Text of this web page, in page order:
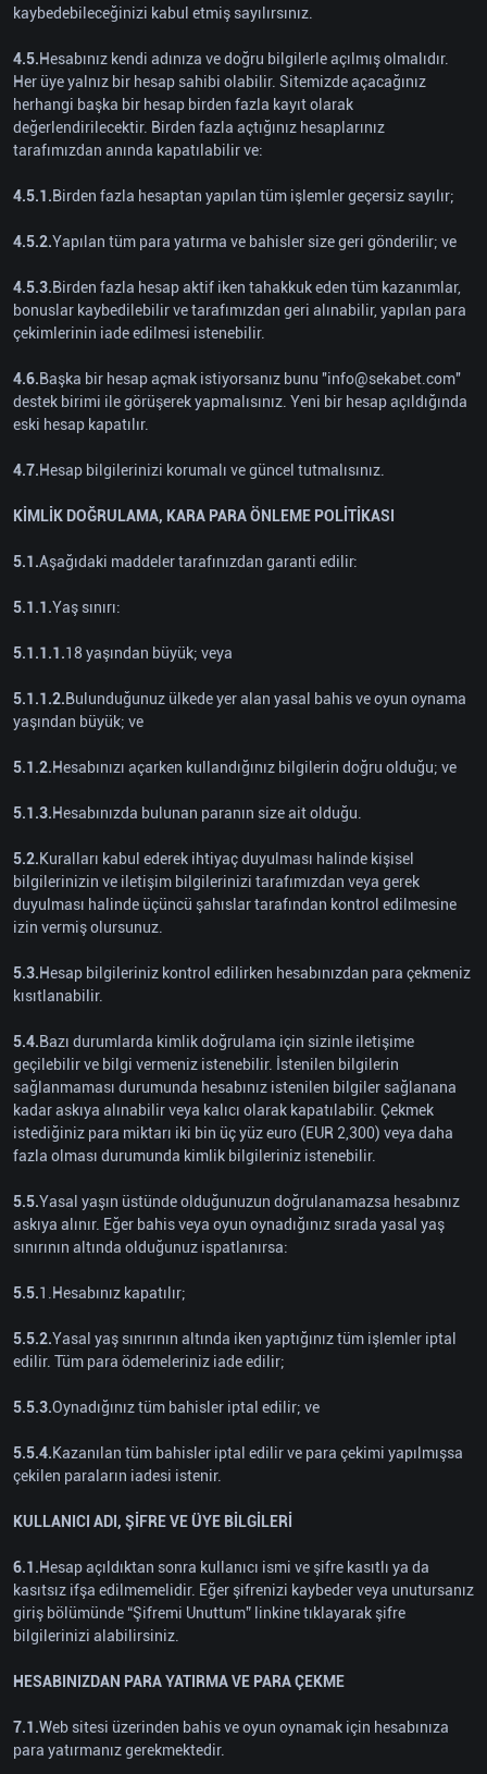
kaybedebileceğinizi kabul etmiş sayılırsınız.
4.5.Hesabınız kendi adınıza ve doğru bilgilerle açılmış olmalıdır.
Her üye yalnız bir hesap sahibi olabilir. Sitemizde açacağınız
herhangi başka bir hesap birden fazla kayıt olarak
değerlendirilecektir. Birden fazla açtığınız hesaplarınız
tarafımızdan anında kapatılabilir ve:
4.5.1.Birden fazla hesaptan yapılan tüm işlemler geçersiz sayılır;
4.5.2.Yapılan tüm para yatırma ve bahisler size geri gönderilir; ve
4.5.3.Birden fazla hesap aktif iken tahakkuk eden tüm kazanımlar,
bonuslar kaybedilebilir ve tarafımızdan geri alınabilir, yapılan para
çekimlerinin iade edilmesi istenebilir.
4.6.Başka bir hesap açmak istiyorsanız bunu ''info@sekabet.com''
destek birimi ile görüşerek yapmalısınız. Yeni bir hesap açıldığında
eski hesap kapatılır.
4.7.Hesap bilgilerinizi korumalı ve güncel tutmalısınız.
KİMLİK DOĞRULAMA, KARA PARA ÖNLEME POLİTİKASI
5.1.Aşağıdaki maddeler tarafınızdan garanti edilir:
5.1.1.Yaş sınırı:
5.1.1.1.18 yaşından büyük; veya
5.1.1.2.Bulunduğunuz ülkede yer alan yasal bahis ve oyun oynama
yaşından büyük; ve
5.1.2.Hesabınızı açarken kullandığınız bilgilerin doğru olduğu; ve
5.1.3.Hesabınızda bulunan paranın size ait olduğu.
5.2.Kuralları kabul ederek ihtiyaç duyulması halinde kişisel
bilgilerinizin ve iletişim bilgilerinizi tarafımızdan veya gerek
duyulması halinde üçüncü şahıslar tarafından kontrol edilmesine
izin vermiş olursunuz.
5.3.Hesap bilgileriniz kontrol edilirken hesabınızdan para çekmeniz
kısıtlanabilir.
5.4.Bazı durumlarda kimlik doğrulama için sizinle iletişime
geçilebilir ve bilgi vermeniz istenebilir. İstenilen bilgilerin
sağlanmaması durumunda hesabınız istenilen bilgiler sağlanana
kadar askıya alınabilir veya kalıcı olarak kapatılabilir. Çekmek
istediğiniz para miktarı iki bin üç yüz euro (EUR 2,300) veya daha
fazla olması durumunda kimlik bilgileriniz istenebilir.
5.5.Yasal yaşın üstünde olduğunuzun doğrulanamazsa hesabınız
askıya alınır. Eğer bahis veya oyun oynadığınız sırada yasal yaş
sınırının altında olduğunuz ispatlanırsa:
5.5.1.Hesabınız kapatılır;
5.5.2.Yasal yaş sınırının altında iken yaptığınız tüm işlemler iptal
edilir. Tüm para ödemeleriniz iade edilir;
5.5.3.Oynadığınız tüm bahisler iptal edilir; ve
5.5.4.Kazanılan tüm bahisler iptal edilir ve para çekimi yapılmışsa
çekilen paraların iadesi istenir.
KULLANICI ADI, ŞİFRE VE ÜYE BİLGİLERİ
6.1.Hesap açıldıktan sonra kullanıcı ismi ve şifre kasıtlı ya da
kasıtsız ifşa edilmemelidir. Eğer şifrenizi kaybeder veya unutursanız
giriş bölümünde “Şifremi Unuttum” linkine tıklayarak şifre
bilgilerinizi alabilirsiniz.
HESABINIZDAN PARA YATIRMA VE PARA ÇEKME
7.1.Web sitesi üzerinden bahis ve oyun oynamak için hesabınıza
para yatırmanız gerekmektedir.